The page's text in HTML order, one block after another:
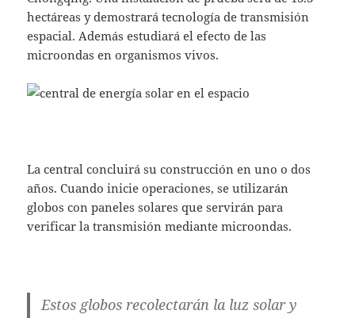
hectáreas y demostrará tecnología de transmisión
espacial. Además estudiará el efecto de las
microondas en organismos vivos.
La central concluirá su construcción en uno o dos
años. Cuando inicie operaciones, se utilizarán
globos con paneles solares que servirán para
verificar la transmisión mediante microondas.
Estos globos recolectarán la luz solar y